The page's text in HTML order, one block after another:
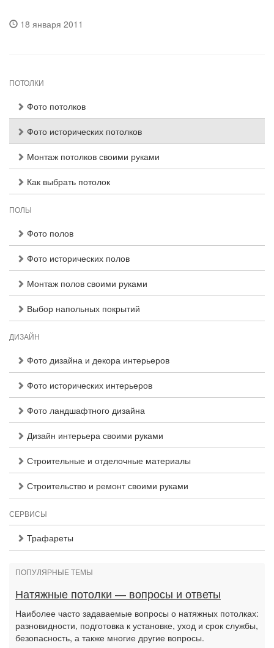
18 января 2011
ПОТОЛКИ
Фото потолков
Фото исторических потолков
Монтаж потолков своими руками
Как выбрать потолок
ПОЛЫ
Фото полов
Фото исторических полов
Монтаж полов своими руками
Выбор напольных покрытий
ДИЗАЙН
Фото дизайна и декора интерьеров
Фото исторических интерьеров
Фото ландшафтного дизайна
Дизайн интерьера своими руками
Строительные и отделочные материалы
Строительство и ремонт своими руками
СЕРВИСЫ
Трафареты
ПОПУЛЯРНЫЕ ТЕМЫ
Натяжные потолки — вопросы и ответы
Наиболее часто задаваемые вопросы о натяжных потолках:
разновидности, подготовка к установке, уход и срок службы,
безопасность, а также многие другие вопросы.